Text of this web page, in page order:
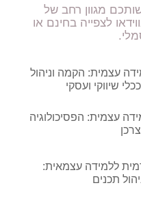
מגוון רחב של
לצפייה בחינם או
עצמית: הקמה וניהול
שיווקי ועסקי
עצמית: הפסיכולוגיה
ללמידה עצמאית:
תכנים